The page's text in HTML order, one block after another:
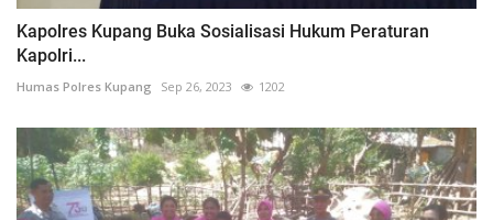
Kapolres Kupang Buka Sosialisasi Hukum Peraturan
Kapolri...
Humas Polres Kupang Sep 26, 2023 1202